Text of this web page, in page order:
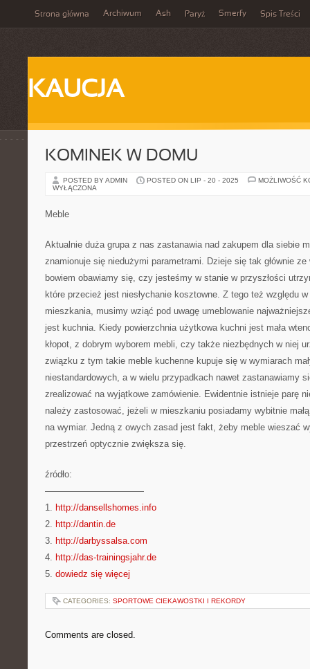
Strona główna Archiwum Ash Paryż Smerfy Spis Treści
KAUCJA
KOMINEK W DOMU
POSTED BY ADMIN POSTED ON LIP - 20 - 2025
MOŻLIWOŚĆ
WYŁĄCZONA
Meble
Aktualnie duża grupa z nas zastanawia nad zakupem dla siebie
znamionuje się niedużymi parametrami. Dzieje się tak głównie
bowiem obawiamy się, czy jesteśmy w stanie w przyszłości
które przecież jest niesłychanie kosztowne. Z tego też względu
mieszkania, musimy wziąć pod uwagę umeblowanie
jest kuchnia. Kiedy powierzchnia użytkowa kuchni jest mała
kłopot, z dobrym wyborem mebli, czy także niezbędnych w niej
związku z tym takie meble kuchenne kupuje się w wymiarach
niestandardowych, a w wielu przypadkach nawet zastanawiamy
zrealizować na wyjątkowe zamówienie. Ewidentnie istnieje parę
należy zastosować, jeżeli w mieszkaniu posiadamy wybitnie
na wymiar. Jedną z owych zasad jest fakt, żeby meble wieszać
przestrzeń optycznie zwiększa się.
źródło:
———————————
1. http://dansellshomes.info
2. http://dantin.de
3. http://darbyssalsa.com
4. http://das-trainingsjahr.de
5. dowiedz się więcej
CATEGORIES: SPORTOWE CIEKAWOSTKI I REKORDY
Comments are closed.